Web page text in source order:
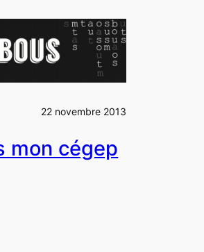
22 novembre 2013
mon cégep